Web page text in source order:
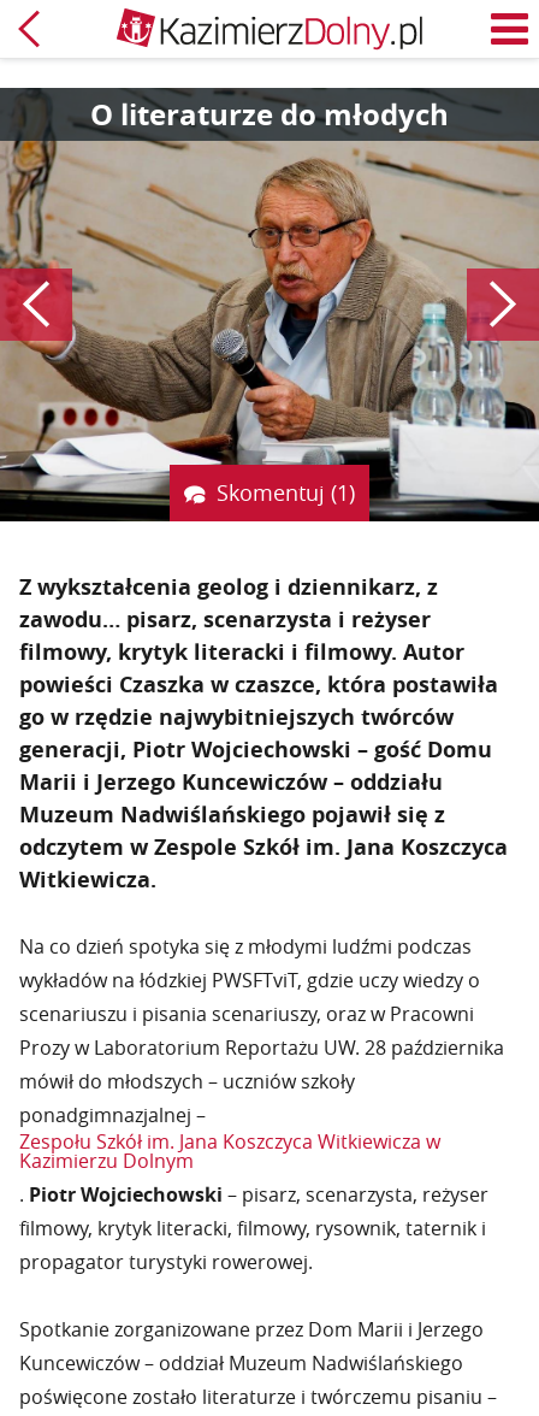
Powrót
O literaturze do młodych
Poprzedni
Skomentuj (1)
Z wykształcenia geolog i dziennikarz, z
zawodu… pisarz, scenarzysta i reżyser
filmowy, krytyk literacki i filmowy. Autor
powieści Czaszka w czaszce, która postawiła
go w rzędzie najwybitniejszych twórców
generacji, Piotr Wojciechowski – gość Domu
Marii i Jerzego Kuncewiczów – oddziału
Muzeum Nadwiślańskiego pojawił się z
odczytem w Zespole Szkół im. Jana Koszczyca
Witkiewicza.
Na co dzień spotyka się z młodymi ludźmi podczas
wykładów na łódzkiej PWSFTviT, gdzie uczy wiedzy o
scenariuszu i pisania scenariuszy, oraz w Pracowni
Prozy w Laboratorium Reportażu UW. 28 października
mówił do młodszych – uczniów szkoły
ponadgimnazjalnej –
Zespołu Szkół im. Jana Koszczyca Witkiewicza w
Kazimierzu Dolnym
. Piotr Wojciechowski – pisarz, scenarzysta, reżyser
filmowy, krytyk literacki, filmowy, rysownik, taternik i
propagator turystyki rowerowej.
Spotkanie zorganizowane przez Dom Marii i Jerzego
Kuncewiczów – oddział Muzeum Nadwiślańskiego
poświęcone zostało literaturze i twórczemu pisaniu –